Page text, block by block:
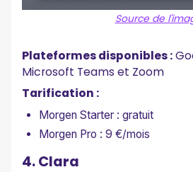
Source de
Plateformes disponibles :
Microsoft Teams et Zoom
Tarification :
Morgen Starter : gratuit
Morgen Pro : 9 €/mois
4. Clara